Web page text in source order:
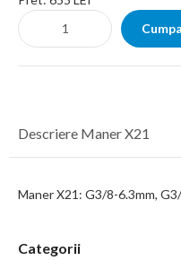
Descriere Maner X21
Maner X21: G3/8-6.3mm,
Categorii